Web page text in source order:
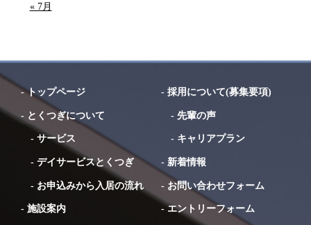
« 7月
-トップページ
- とくつぎについて
-サービス
-デイサービスとくつぎ
- お申込みから入居の流れ
-施設案内
-採用について(募集要項)
-先輩の声
- キャリアプラン
- 新着情報
- お問い合わせフォーム
-エントリーフォーム